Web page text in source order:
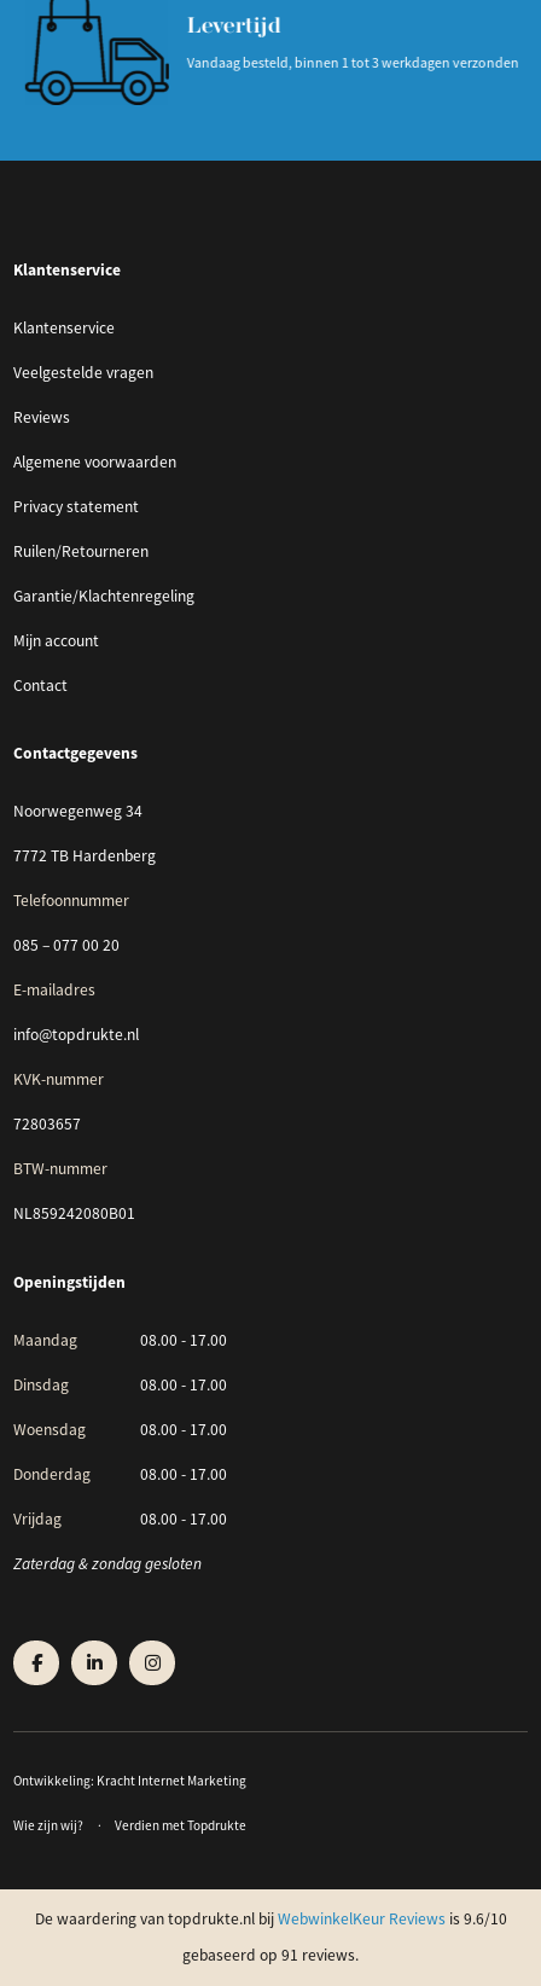
Levertijd
Vandaag besteld, binnen 1 tot 3 werkdagen verzonden
Klantenservice
Klantenservice
Veelgestelde vragen
Reviews
Algemene voorwaarden
Privacy statement
Ruilen/Retourneren
Garantie/Klachtenregeling
Mijn account
Contact
Contactgegevens
Noorwegenweg 34
7772 TB Hardenberg
Telefoonnummer
085 – 077 00 20
E-mailadres
info@topdrukte.nl
KVK-nummer
72803657
BTW-nummer
NL859242080B01
Openingstijden
Maandag 08.00 - 17.00
Dinsdag 08.00 - 17.00
Woensdag 08.00 - 17.00
Donderdag 08.00 - 17.00
Vrijdag 08.00 - 17.00
Zaterdag & zondag gesloten
Ontwikkeling: Kracht Internet Marketing
Wie zijn wij? Verdien met Topdrukte
De waardering van topdrukte.nl bijWebwinkelKeur Reviewsis 9.6/10
gebaseerd op 91 reviews.